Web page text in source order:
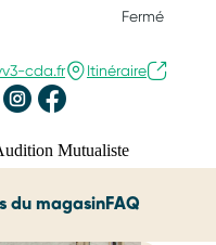
Fermé
cda.fr Itinéraire
du magasinFAQ